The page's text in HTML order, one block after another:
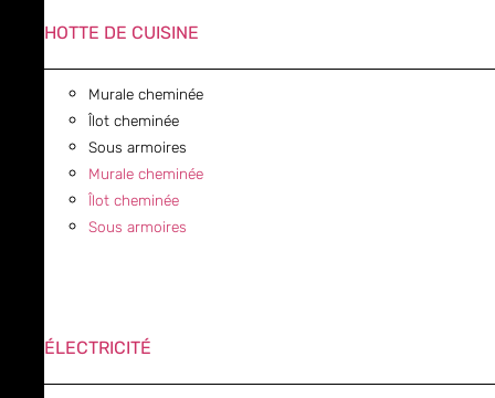
HOTTE DE CUISINE
Murale cheminée
Îlot cheminée
Sous armoires
Murale cheminée
Îlot cheminée
Sous armoires
ÉLECTRICITÉ